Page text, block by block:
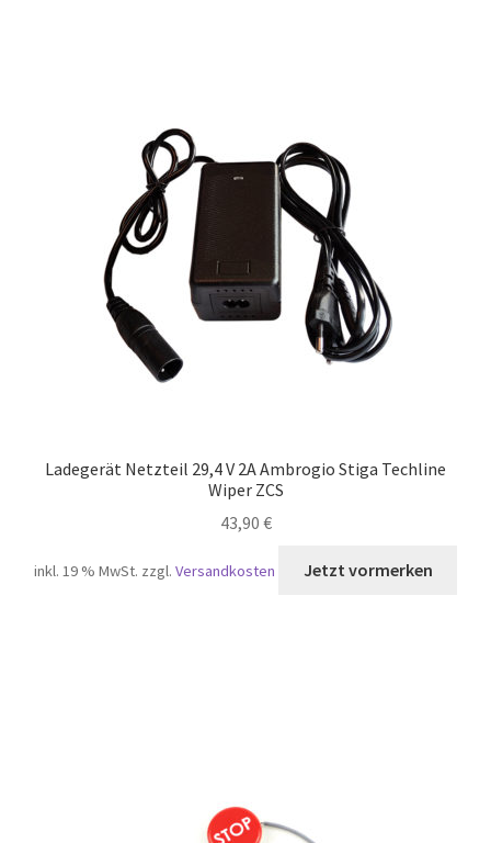
Ladegerät Netzteil 29,4 V 2A Ambrogio Stiga Techline
Wiper ZCS
43,90 €
inkl. 19 % MwSt. zzgl. Versandkosten